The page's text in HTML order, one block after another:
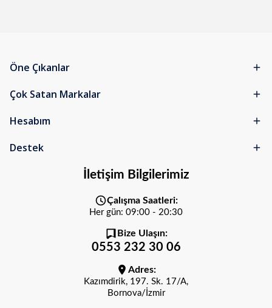
Öne Çıkanlar
Çok Satan Markalar
Hesabım
Destek
İletişim Bilgilerimiz
Çalışma Saatleri:
Her gün: 09:00 - 20:30
Bize Ulaşın:
0553 232 30 06
Adres:
Kazımdirik, 197. Sk. 17/A,
Bornova/İzmir